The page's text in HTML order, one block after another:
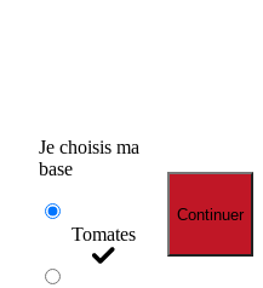
Je choisis ma
base
Tomates
Continuer